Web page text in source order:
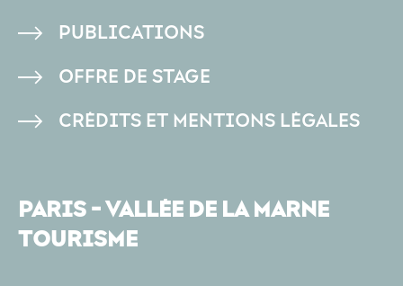
PUBLICATIONS
OFFRE DE STAGE
CRÉDITS ET MENTIONS LÉGALES
PARIS - VALLÉE DE LA MARNE
TOURISME